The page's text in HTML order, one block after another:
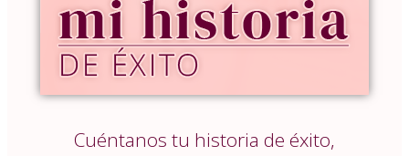
Cuéntanos tu historia de éxito,